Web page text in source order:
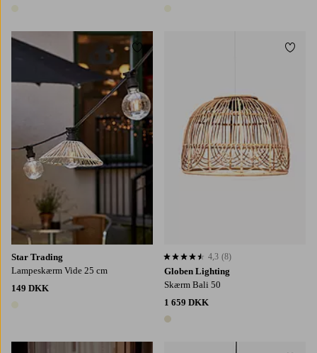
Star Trading
Lampeskærm Vide 25 cm
149 DKK
Tilføj til favoritter
Globen Lighting
Skærm Bali 50
1 659 DKK
1 farve
4,3 baseret på 8 bedømmelser
4,3 (8)